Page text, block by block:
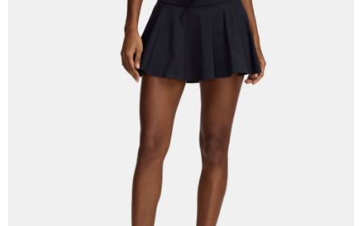
５．嚴禁一人註冊多個帳號或使用他人資訊註冊。若發現惡意使用之情形，
恩沛科技股份有限公司將有權停止該用戶之使用額度並採取法律行動。